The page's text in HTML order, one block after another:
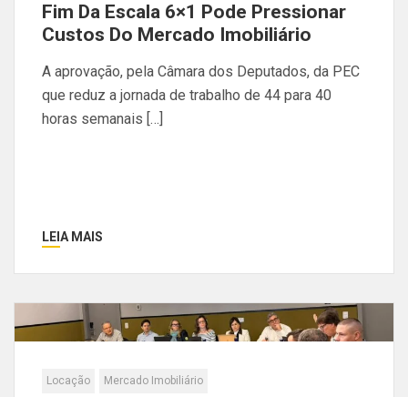
Fim Da Escala 6×1 Pode Pressionar
Custos Do Mercado Imobiliário
A aprovação, pela Câmara dos Deputados, da PEC
que reduz a jornada de trabalho de 44 para 40
horas semanais […]
LEIA MAIS
Locação Mercado Imobiliário